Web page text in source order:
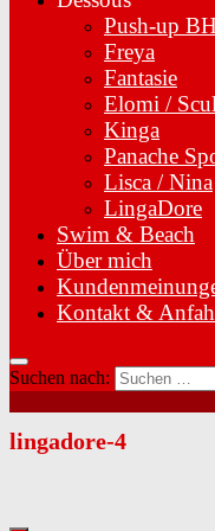
Push-up
Freya
Fantasie
Elomi /
Kinga
Panache
Lisca / Nina
LingaDore
Swim & Beach
Über mich
Kontakt &
Suchen nach:
lingadore-4